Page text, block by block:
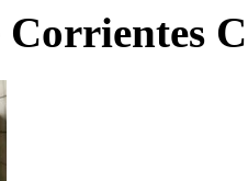
Corrientes